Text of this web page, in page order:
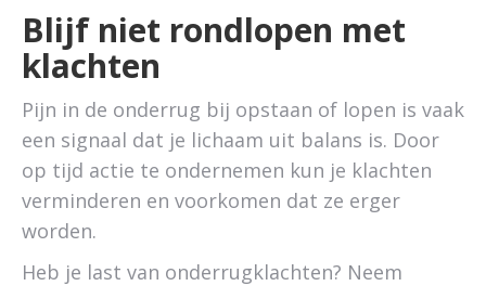
Blijf niet rondlopen met
klachten
Pijn in de onderrug bij opstaan of lopen is vaak
een signaal dat je lichaam uit balans is. Door
op tijd actie te ondernemen kun je klachten
verminderen en voorkomen dat ze erger
worden.
Heb je last van onderrugklachten? Neem